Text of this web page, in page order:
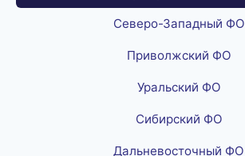
Северо-Западный ФО
Приволжский ФО
Уральский ФО
Сибирский ФО
Дальневосточный ФО